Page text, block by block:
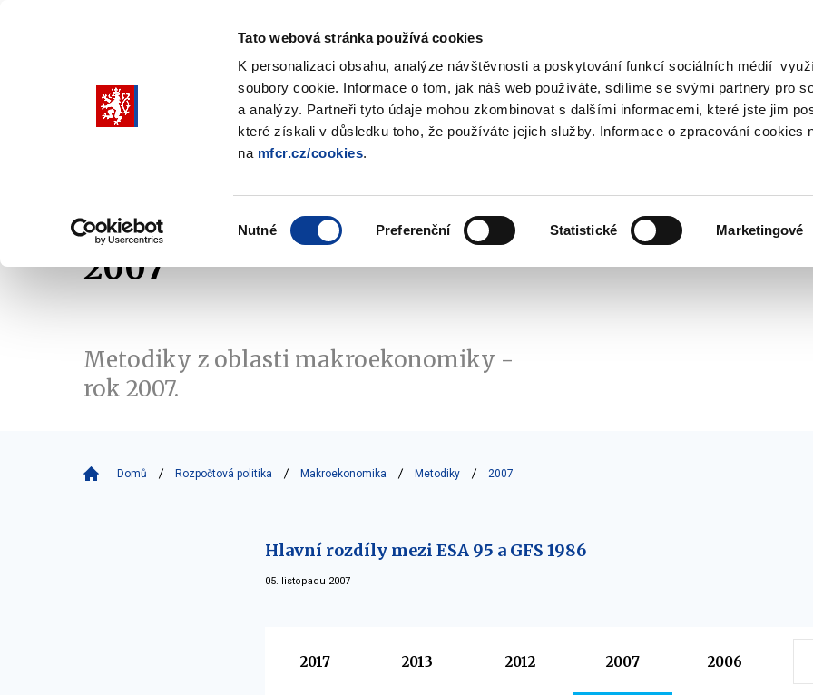
Tato webová stránka používá cookies
K personalizaci obsahu, analýze návštěvnosti a poskytování funkcí sociálních médií
soubory cookie. Informace o tom, jak náš web používáte, sdílíme se svými partnery pro
a analýzy. Partneři tyto údaje mohou zkombinovat s dalšími informacemi, které jste jim
které získali v důsledku toho, že používáte jejich služby. Informace o zpracování cookies
na mfcr.cz/cookies.
Nutné Preferenční Statistické Marketingové
Vyhledat
submenu
submenu
politika
submenu
submenu
účetnictví
2007
Metodiky z oblasti makroekonomiky -
rok 2007.
Domů Rozpočtová politika Makroekonomika Metodiky 2007
Hlavní rozdíly mezi ESA 95 a GFS 1986
05. listopadu 2007
2017 2013 2012 2007 2006